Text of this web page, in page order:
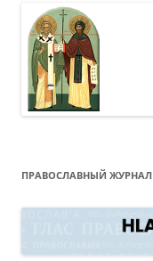
ПРАВОСЛАВНЫЙ ЖУРНАЛ